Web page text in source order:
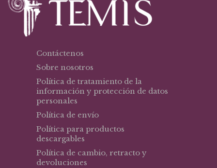
Contáctenos
Sobre nosotros
Política de tratamiento de la
información y protección de datos
personales
Política de envío
Política para productos
descargables
Política de cambio, retracto y
devoluciones